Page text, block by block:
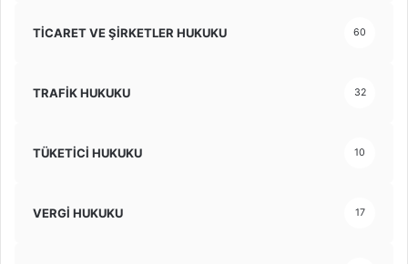
TİCARET VE ŞİRKETLER HUKUKU 60
TRAFİK HUKUKU 32
TÜKETİCİ HUKUKU 10
VERGİ HUKUKU 17